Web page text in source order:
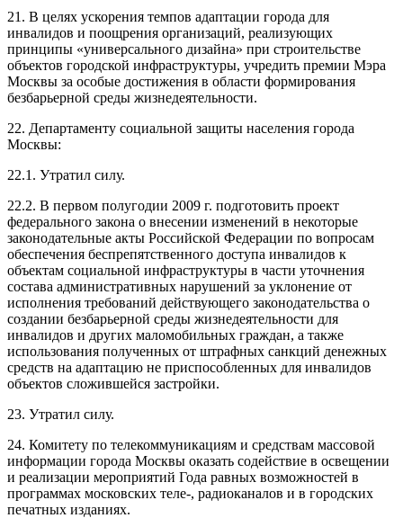
21. В целях ускорения темпов адаптации города для
инвалидов и поощрения организаций, реализующих
принципы «универсального дизайна» при строительстве
объектов городской инфраструктуры, учредить премии Мэра
Москвы за особые достижения в области формирования
безбарьерной среды жизнедеятельности.
22. Департаменту социальной защиты населения города
Москвы:
22.1. Утратил силу.
22.2. В первом полугодии 2009 г. подготовить проект
федерального закона о внесении изменений в некоторые
законодательные акты Российской Федерации по вопросам
обеспечения беспрепятственного доступа инвалидов к
объектам социальной инфраструктуры в части уточнения
состава административных нарушений за уклонение от
исполнения требований действующего законодательства о
создании безбарьерной среды жизнедеятельности для
инвалидов и других маломобильных граждан, а также
использования полученных от штрафных санкций денежных
средств на адаптацию не приспособленных для инвалидов
объектов сложившейся застройки.
23. Утратил силу.
24. Комитету по телекоммуникациям и средствам массовой
информации города Москвы оказать содействие в освещении
и реализации мероприятий Года равных возможностей в
программах московских теле-, радиоканалов и в городских
печатных изданиях.